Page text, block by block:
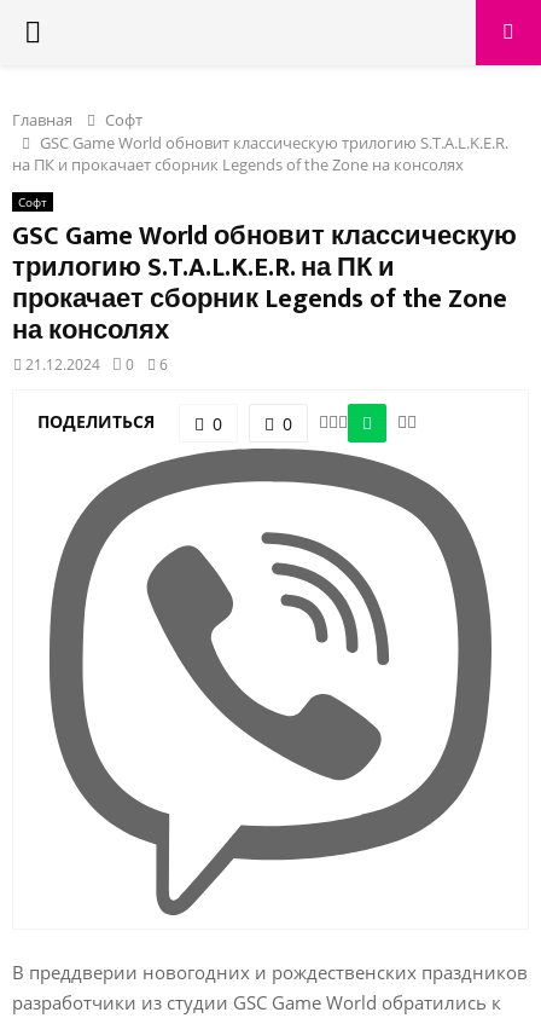
PRIMARY
Главная
Софт
GSC Game World обновит классическую трилогию S.T.A.L.K.E.R.
на ПК и прокачает сборник Legends of the Zone на консолях
Софт
GSC Game World обновит классическую
трилогию S.T.A.L.K.E.R. на ПК и
прокачает сборник Legends of the Zone
на консолях
21.12.2024 0 6
ПОДЕЛИТЬСЯ 0 0
В преддверии новогодних и рождественских праздников
разработчики из студии GSC Game World обратились к